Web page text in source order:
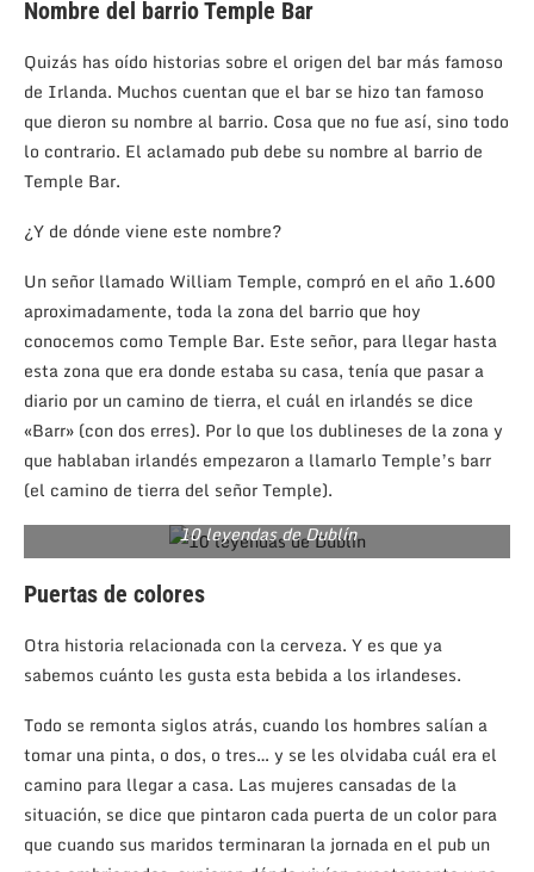
Nombre del barrio Temple Bar
Quizás has oído historias sobre el origen del bar más famoso
de Irlanda. Muchos cuentan que el bar se hizo tan famoso
que dieron su nombre al barrio. Cosa que no fue así, sino todo
lo contrario. El aclamado pub debe su nombre al barrio de
Temple Bar.
¿Y de dónde viene este nombre?
Un señor llamado William Temple, compró en el año 1.600
aproximadamente, toda la zona del barrio que hoy
conocemos como Temple Bar. Este señor, para llegar hasta
esta zona que era donde estaba su casa, tenía que pasar a
diario por un camino de tierra, el cuál en irlandés se dice
«Barr» (con dos erres). Por lo que los dublineses de la zona y
que hablaban irlandés empezaron a llamarlo Temple’s barr
(el camino de tierra del señor Temple).
10 leyendas de Dublín
Puertas de colores
Otra historia relacionada con la cerveza. Y es que ya
sabemos cuánto les gusta esta bebida a los irlandeses.
Todo se remonta siglos atrás, cuando los hombres salían a
tomar una pinta, o dos, o tres… y se les olvidaba cuál era el
camino para llegar a casa. Las mujeres cansadas de la
situación, se dice que pintaron cada puerta de un color para
que cuando sus maridos terminaran la jornada en el pub un